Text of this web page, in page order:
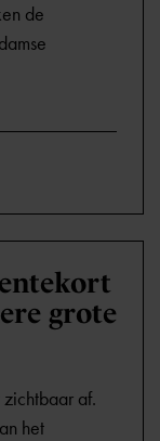
de
grote
af.
het